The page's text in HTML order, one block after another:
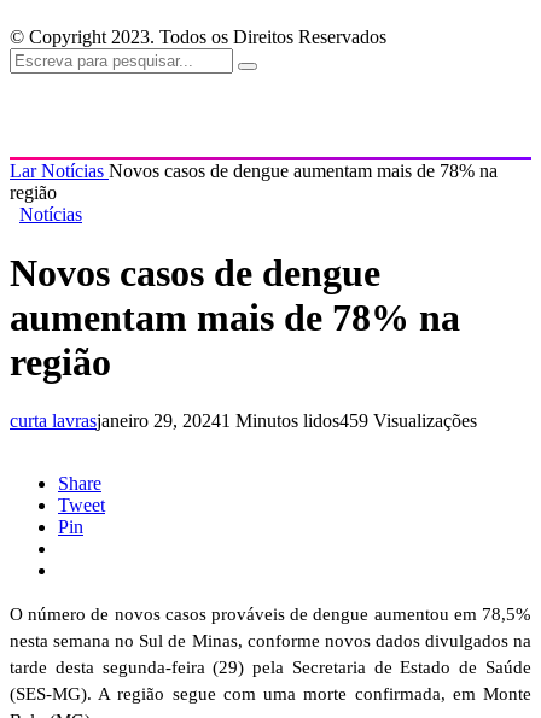
© Copyright 2023. Todos os Direitos Reservados
LarNotícias Novos casos de dengue aumentam mais de 78% na
região
Notícias
Novos casos de dengue
aumentam mais de 78% na
região
curta lavrasjaneiro 29, 20241 Minutos lidos459 Visualizações
Share
Tweet
Pin
O número de novos casos prováveis de dengue aumentou em 78,5%
nesta semana no Sul de Minas, conforme novos dados divulgados na
tarde desta segunda-feira (29) pela Secretaria de Estado de Saúde
(SES-MG). A região segue com uma morte confirmada, em Monte